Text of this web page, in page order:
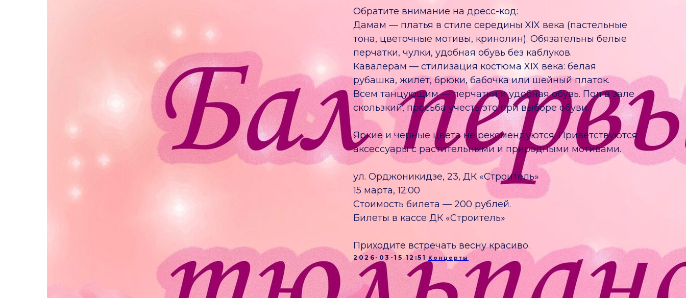
Обратите внимание на дресс-код:
Дамам — платья в стиле середины XIX века (пастельные
тона, цветочные мотивы, кринолин). Обязательны белые
перчатки, чулки, удобная обувь без каблуков.
Кавалерам — стилизация костюма XIX века: белая
рубашка, жилет, брюки, бабочка или шейный платок.
Всем танцующим — перчатки и удобная обувь. Пол в зале
скользкий, просьба учесть это при выборе обуви.
Яркие и черные цвета не рекомендуются. Приветствуются
аксессуары с растительными и природными мотивами.
ул. Орджоникидзе, 23, ДК «Строитель»
15 марта, 12:00
Стоимость билета — 200 рублей.
Билеты в кассе ДК «Строитель»
Приходите встречать весну красиво.
2026-03-15 12:51 Концерты